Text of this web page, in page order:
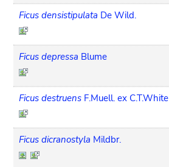
Ficus densistipulata De Wild.
Ficus depressa Blume
Ficus destruens F.Muell. ex C.T.White
Ficus dicranostyla Mildbr.